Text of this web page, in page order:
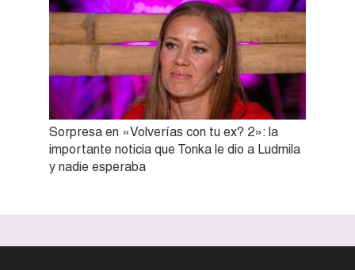
Sorpresa en «Volverías con tu ex? 2»: la
importante noticia que Tonka le dio a Ludmila
y nadie esperaba